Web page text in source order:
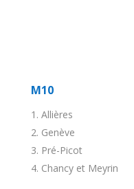
M10
Allières
Genève
Pré-Picot
Chancy et Meyrin